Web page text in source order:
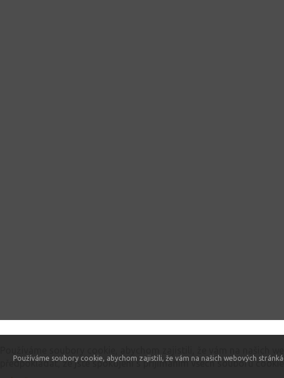
Používáme soubory cookie, abychom zajistili, že vám na našich webových
Tento web používá soubory cookie
Používáme soubory cookie, abychom zajistili, že vám na našich
předpokládat, že jste spokojeni s přijímáním všech souborů